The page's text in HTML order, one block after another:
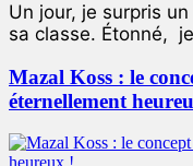
Un jour, je surpris
sa classe. Étonné,
Mazal Koss : le
éternellement